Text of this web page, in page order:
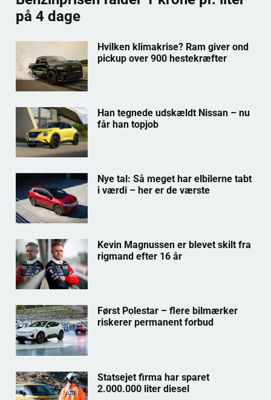
på 4 dage
Hvilken klimakrise? Ram giver ond
pickup over 900 hestekræfter
Han tegnede udskældt Nissan – nu
får han topjob
Nye tal: Så meget har elbilerne tabt
i værdi – her er de værste
Kevin Magnussen er blevet skilt fra
rigmand efter 16 år
Først Polestar – flere bilmærker
riskerer permanent forbud
Statsejet firma har sparet
2.000.000 liter diesel